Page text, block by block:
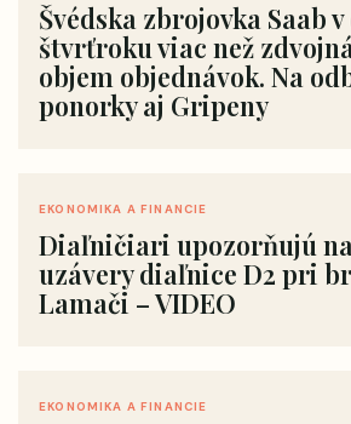
Švédska zbrojovka Saab
štvrťroku viac než
objem objednávok. Na
ponorky aj Gripeny
EKONOMIKA A FINANCIE
Diaľničiari upozorňujú
uzávery diaľnice D2 pri
Lamači – VIDEO
EKONOMIKA A FINANCIE